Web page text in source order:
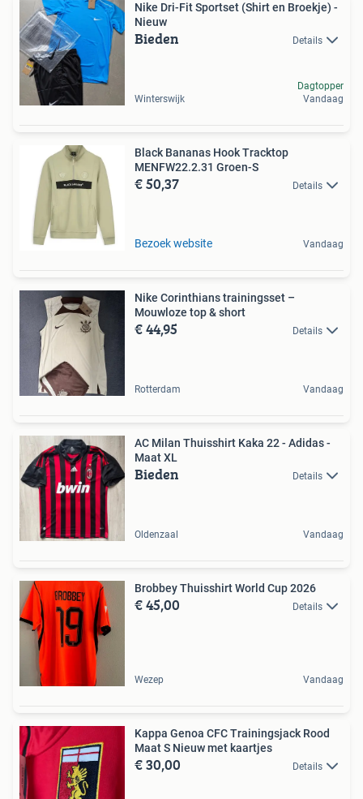
Nike Dri-Fit Sportset (Shirt en Broekje) -
Nieuw
Bieden Details
Winterswijk
Dagtopper
Vandaag
Black Bananas Hook Tracktop
MENFW22.2.31 Groen-S
€ 50,37 Details
Bezoek website Vandaag
Nike Corinthians trainingsset –
Mouwloze top & short
€ 44,95 Details
Rotterdam Vandaag
AC Milan Thuisshirt Kaka 22 - Adidas -
Maat XL
Bieden Details
Oldenzaal Vandaag
Brobbey Thuisshirt World Cup 2026
€ 45,00 Details
Wezep Vandaag
Kappa Genoa CFC Trainingsjack Rood
Maat S Nieuw met kaartjes
€ 30,00 Details